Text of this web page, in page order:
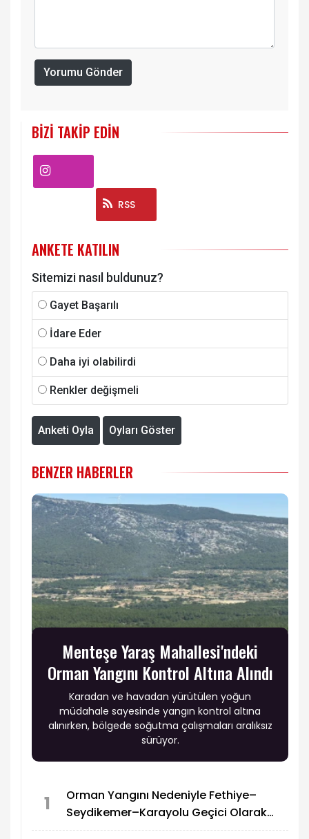
Yorumu Gönder
BIZI TAKIP EDIN
RSS
ANKETE KATILIN
Sitemizi nasıl buldunuz?
Gayet Başarılı
İdare Eder
Daha iyi olabilirdi
Renkler değişmeli
Anketi Oyla Oyları Göster
BENZER HABERLER
Menteşe Yaraş Mahallesi'ndeki
Orman Yangını Kontrol Altına Alındı
Karadan ve havadan yürütülen yoğun
müdahale sayesinde yangın kontrol altına
alınırken, bölgede soğutma çalışmaları aralıksız
sürüyor.
1
Orman Yangını Nedeniyle Fethiye–
Seydikemer–Karayolu Geçici Olarak